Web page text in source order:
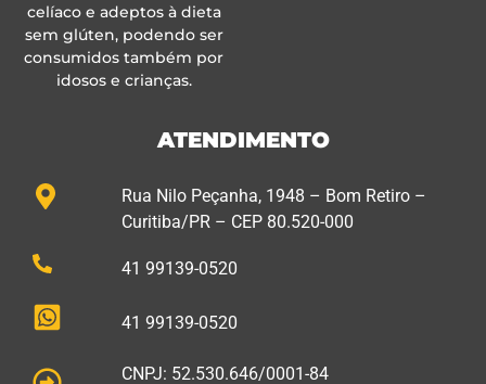
celíaco e adeptos à dieta
sem glúten, podendo ser
consumidos também por
idosos e crianças.
ATENDIMENTO
Rua Nilo Peçanha, 1948 – Bom Retiro –
Curitiba/PR – CEP 80.520-000
41 99139-0520
41 99139-0520
CNPJ: 52.530.646/0001-84